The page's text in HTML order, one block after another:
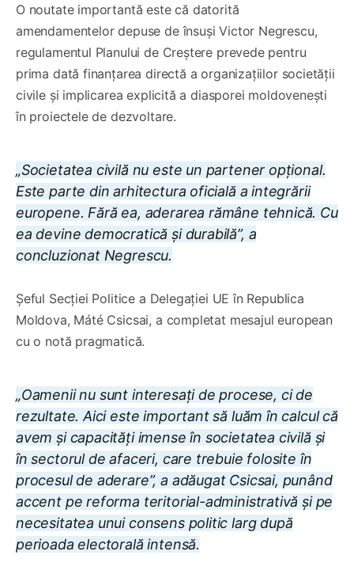
O noutate importantă este că datorită
amendamentelor depuse de însuși Victor Negrescu,
regulamentul Planului de Creștere prevede pentru
prima dată finanțarea directă a organizațiilor societății
civile și implicarea explicită a diasporei moldovenești
în proiectele de dezvoltare.
„Societatea civilă nu este un partener opțional.
Este parte din arhitectura oficială a integrării
europene. Fără ea, aderarea rămâne tehnică. Cu
ea devine democratică și durabilă”, a
concluzionat Negrescu.
Șeful Secției Politice a Delegației UE în Republica
Moldova, Máté Csicsai, a completat mesajul european
cu o notă pragmatică.
„Oamenii nu sunt interesați de procese, ci de
rezultate. Aici este important să luăm în calcul că
avem și capacități imense în societatea civilă și
în sectorul de afaceri, care trebuie folosite în
procesul de aderare”, a adăugat Csicsai, punând
accent pe reforma teritorial-administrativă și pe
necesitatea unui consens politic larg după
perioada electorală intensă.